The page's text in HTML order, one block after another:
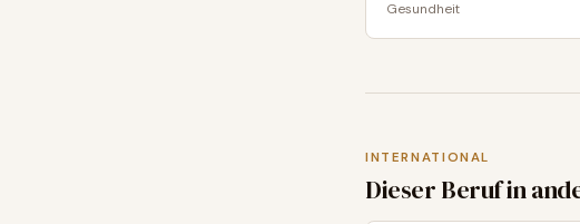
Gesundheit
INTERNATIONAL
Dieser Beruf in